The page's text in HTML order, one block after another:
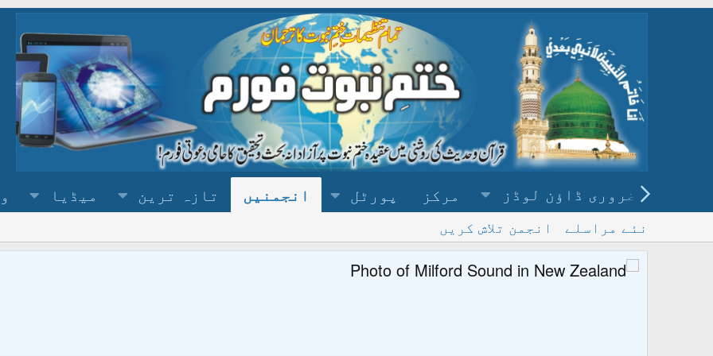
ضروری ڈاؤن لوڈز مرکز پورٹل انجمنیں تازہ ترین میڈیا
نئے مراسلے انجمن تلاش کریں